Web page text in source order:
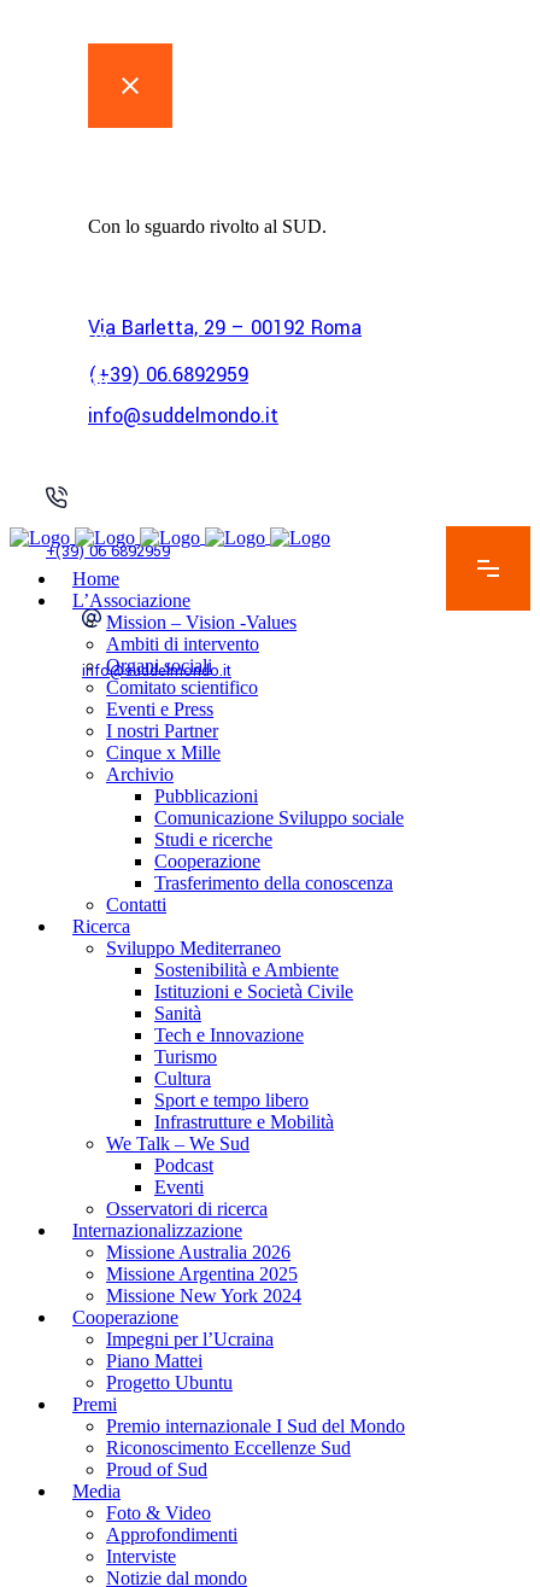
I Sud del Mondo
Con lo sguardo rivolto al SUD.
Via Barletta, 29 – 00192 Roma
(+39) 06.6892959
info@suddelmondo.it
+(39) 06 6892959
info@suddelmondo.it
Home
L’Associazione
Mission – Vision -Values
Ambiti di intervento
Organi sociali
Comitato scientifico
Eventi e Press
I nostri Partner
Cinque x Mille
Archivio
Pubblicazioni
Comunicazione Sviluppo sociale
Studi e ricerche
Cooperazione
Trasferimento della conoscenza
Contatti
Ricerca
Sviluppo Mediterraneo
Sostenibilità e Ambiente
Istituzioni e Società Civile
Sanità
Tech e Innovazione
Turismo
Cultura
Sport e tempo libero
Infrastrutture e Mobilità
We Talk – We Sud
Podcast
Eventi
Osservatori di ricerca
Internazionalizzazione
Missione Australia 2026
Missione Argentina 2025
Missione New York 2024
Cooperazione
Impegni per l’Ucraina
Piano Mattei
Progetto Ubuntu
Premi
Premio internazionale I Sud del Mondo
Riconoscimento Eccellenze Sud
Proud of Sud
Media
Foto & Video
Approfondimenti
Interviste
Notizie dal mondo